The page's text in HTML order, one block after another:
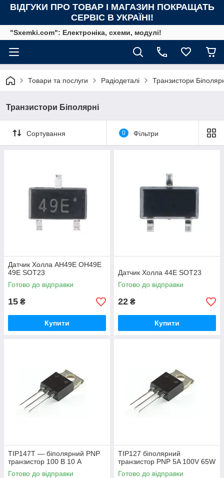
ВІДГУКИ ПРО ТОВАР І МАГАЗИН ПОКРАЩАТЬ
СЕРВІС В УКРАЇНІ!
"Sxemki.com": Електроніка, схеми, модулі!
Товари та послуги Радіодеталі Транзистори
Транзистори Біполярні
Сортування 0 Фільтри
Датчик Холла AH49E OH49E
49E SOT23
Готово до відправки
15 ₴
Купити
Датчик Холла 44E SOT23
Готово до відправки
22 ₴
Купити
TIP147T — біполярний PNP
транзистор 100 В 10 А
Готово до відправки
TIP127 біполярний
транзистор PNP 5A 100V 65W
Готово до відправки